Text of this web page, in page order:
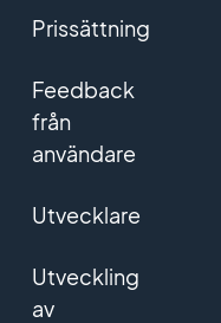
Prissättning
Feedback
från
användare
Utvecklare
Utveckling
av